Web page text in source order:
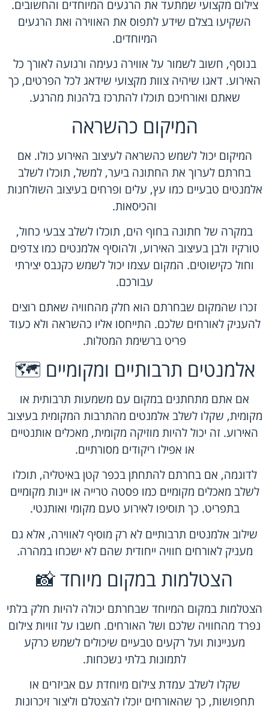
צילום מקצועי שמתעד את הרגעים המיוחדים והחשובים.
השקיעו בצלם שידע לתפוס את האווירה ואת הרגעים
המיוחדים.
בנוסף, חשוב לשמור על אווירה נעימה ורגועה לאורך כל
האירוע. דאגו שיהיה צוות מקצועי שידאג לכל הפרטים, כך
שאתם ואורחיכם תוכלו להתרכז בלהנות מהרגע.
המיקום כהשראה
המיקום יכול לשמש כהשראה לעיצוב האירוע כולו. אם
בחרתם לערוך את החתונה ביער, למשל, תוכלו לשלב
אלמנטים טבעיים כמו עץ, עלים ופרחים בעיצוב השולחנות
והכיסאות.
במקרה של חתונה בחוף הים, תוכלו לשלב צבעי כחול,
טורקיז ולבן בעיצוב האירוע, ולהוסיף אלמנטים כמו צדפים
וחול כקישוטים. המקום עצמו יכול לשמש כקנבס יצירתי
עבורכם.
זכרו שהמקום שבחרתם הוא חלק מהחוויה שאתם רוצים
להעניק לאורחים שלכם. התייחסו אליו כהשראה ולא כעוד
פריט ברשימת המטלות.
אלמנטים תרבותיים ומקומיים 🗺️
אם אתם מתחתנים במקום עם משמעות תרבותית או
מקומית, שקלו לשלב אלמנטים מהתרבות המקומית בעיצוב
האירוע. זה יכול להיות מוזיקה מקומית, מאכלים אותנטיים
או אפילו ריקודים מסורתיים.
לדוגמה, אם בחרתם להתחתן בכפר קטן באיטליה, תוכלו
לשלב מאכלים מקומיים כמו פסטה טרייה או יינות מקומיים
בתפריט. כך תוסיפו לאירוע טעם מקומי ואותנטי.
שילוב אלמנטים תרבותיים לא רק מוסיף לאווירה, אלא גם
מעניק לאורחים חוויה ייחודית שהם לא ישכחו במהרה.
הצטלמות במקום מיוחד 📸
הצטלמות במקום המיוחד שבחרתם יכולה להיות חלק בלתי
נפרד מהחוויה שלכם ושל האורחים. חשבו על זוויות צילום
מעניינות ועל רקעים טבעיים שיכולים לשמש כרקע
לתמונות בלתי נשכחות.
שקלו לשלב עמדת צילום מיוחדת עם אביזרים או
תחפושות, כך שהאורחים יוכלו להצטלם וליצור זיכרונות